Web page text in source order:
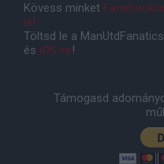
Kövess minket
is!
Töltsd le a
és iOS-re!
Támogasd